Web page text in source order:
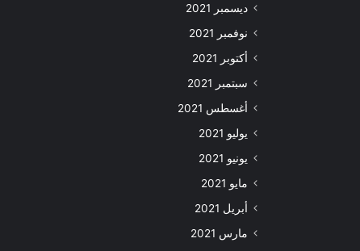
ديسمبر 2021
نوفمبر 2021
أكتوبر 2021
سبتمبر 2021
أغسطس 2021
يوليو 2021
يونيو 2021
مايو 2021
أبريل 2021
مارس 2021